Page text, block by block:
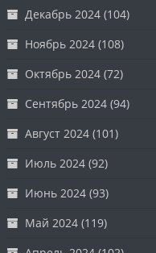
Декабрь 2024 (104)
Ноябрь 2024 (108)
Октябрь 2024 (72)
Сентябрь 2024 (94)
Август 2024 (101)
Июль 2024 (92)
Июнь 2024 (93)
Май 2024 (119)